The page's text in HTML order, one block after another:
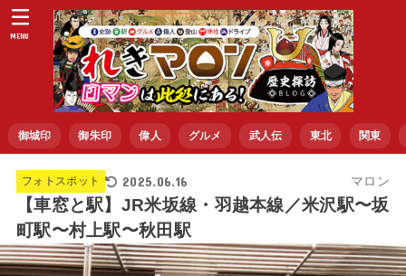
御城印 御朱印 偉人 グルメ 武人伝 東北 関東
MENU
フォトスポット 2025.06.16 マロン
【車窓と駅】JR米坂線・羽越本線／米沢駅〜坂
町駅〜村上駅〜秋田駅